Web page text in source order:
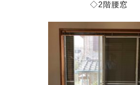
◇2階腰窓